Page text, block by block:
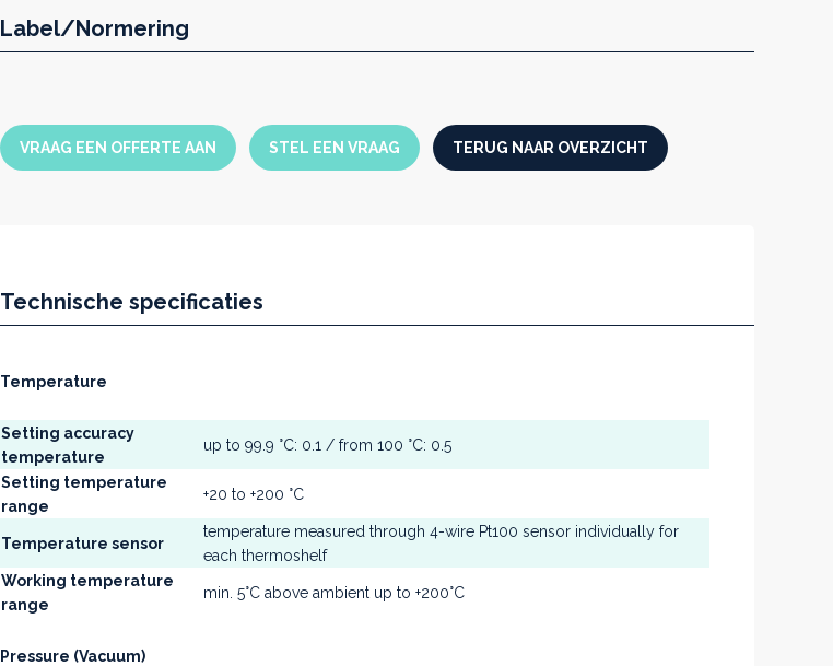
Een Memmert vacuümdroogstoof biedt unieke voordelen:
Precieze en homogene temperatuur door uniek verwarmconcept
eenvoudig schoon te maken inox (zowel binnen- als buitenkant)
3 jaar garantie wereldwijd
Label/Normering
VRAAG EEN OFFERTE AAN STEL EEN VRAAG TERUG NAAR OVERZICHT
Technische specificaties
Temperature
Setting accuracy
temperature
up to 99.9 °C: 0.1 / from 100 °C: 0.5
Setting temperature
range
+20 to +200 °C
Temperature sensor
temperature measured through 4-wire Pt100 sensor individually for
each thermoshelf
Working temperature
range
min. 5°C above ambient up to +200°C
Pressure (Vacuum)